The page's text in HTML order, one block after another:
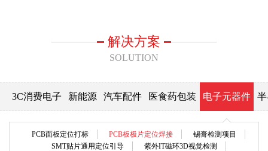
解决方案
SOLUTION
3C消费电子 新能源 汽车配件 医食药包装 电子元器件
PCB面板定位打标 PCB板极片定位焊接
锡膏检测项目
SMT贴片通用定位引导
紫外IT磁环3D视觉检测